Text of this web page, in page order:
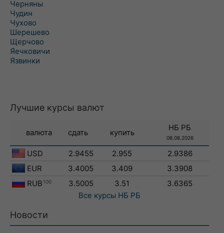
Черняны
Чудин
Чухово
Шерешево
Щерчово
Яечковичи
Язвинки
Лучшие курсы валют
валюта сдать купить
НБ РБ
08.08.2026
USD 2.9455 2.955
2.9386
EUR
3.4005 3.409
3.3908
RUB 100 3.5005 3.51
3.6365
Все курсы НБ РБ
Новости